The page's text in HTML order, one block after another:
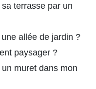
terrasse par un
allée de jardin ?
paysager ?
muret dans mon